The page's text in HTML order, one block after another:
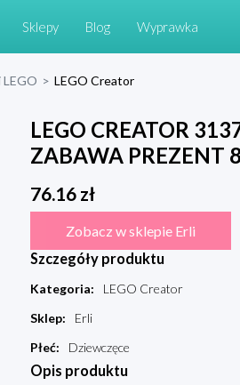
Sklepy Blog Wyprawka
LEGO > LEGO Creator
LEGO CREATOR
ZABAWA PREZENT
76.16zł
Zobacz w sklepie Erli
Szczegóły produktu
Kategoria:
LEGO Creator
Sklep:
Erli
Płeć: Dziewczęce
Opis produktu